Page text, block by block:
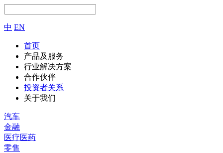
中 EN
首页
产品及服务
行业解决方案
合作伙伴
投资者关系
关于我们
汽车
金融
医疗医药
零售